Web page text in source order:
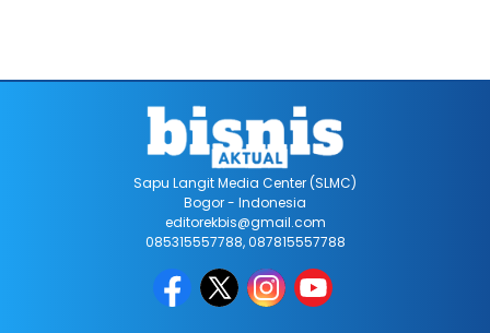
Sapu Langit Media Center (SLMC)
Bogor - Indonesia
editorekbis@gmail.com
085315557788, 087815557788